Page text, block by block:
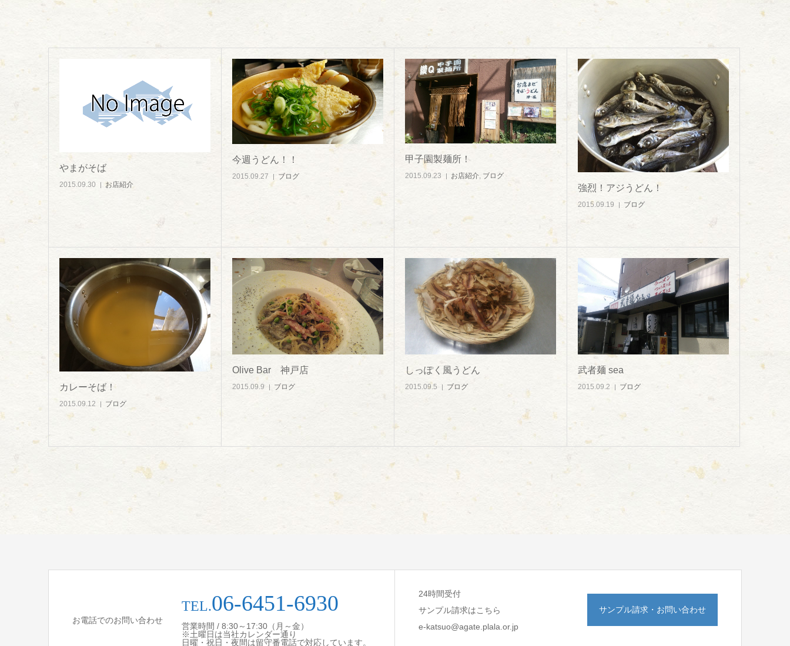
やまがそば
2015.09.30 お店紹介
今週うどん！！
2015.09.27 ブログ
甲子園製麺所！
2015.09.23 お店紹介, ブログ
強烈！アジうどん！
2015.09.19 ブログ
カレーそば！
2015.09.12 ブログ
Olive Bar 神戸店
2015.09.9 ブログ
しっぽく風うどん
2015.09.5 ブログ
武者麺 sea
2015.09.2 ブログ
お電話でのお問い合わせ
TEL.06-6451-6930
営業時間 / 8:30～17:30（月～金）
※土曜日は当社カレンダー通り
日曜・祝日・夜間は留守番電話で対応しています。
24時間受付
サンプル請求はこちら
e-katsuo@agate.plala.or.jp
サンプル請求・お問い合わせ